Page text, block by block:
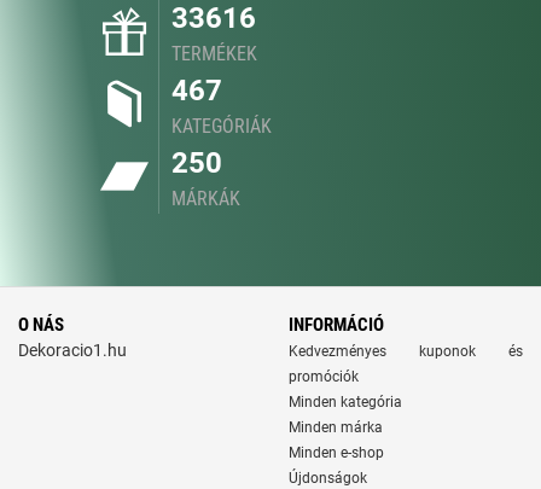
33616
TERMÉKEK
467
KATEGÓRIÁK
250
MÁRKÁK
O NÁS
Dekoracio1.hu
INFORMÁCIÓ
Kedvezményes kuponok és
promóciók
Minden kategória
Minden márka
Minden e-shop
Újdonságok